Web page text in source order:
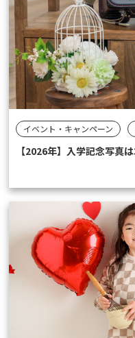
イベント・キャンペーン